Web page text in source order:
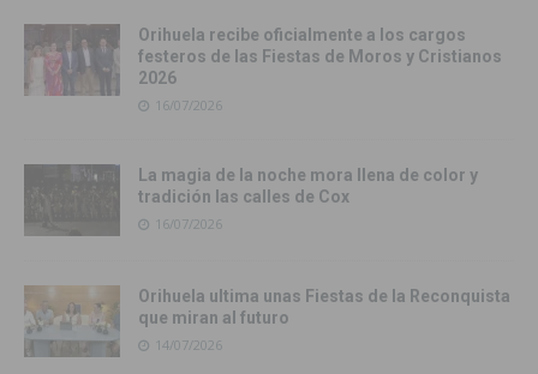
Orihuela recibe oficialmente a los cargos
festeros de las Fiestas de Moros y Cristianos
2026
16/07/2026
La magia de la noche mora llena de color y
tradición las calles de Cox
16/07/2026
Orihuela ultima unas Fiestas de la Reconquista
que miran al futuro
14/07/2026